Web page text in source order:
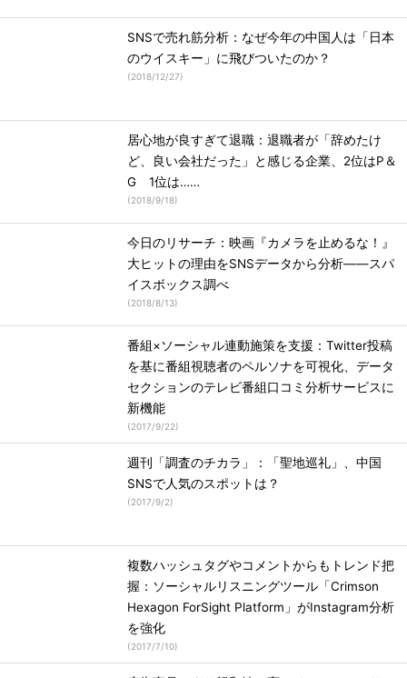
SNSで売れ筋分析：なぜ今年の中国人は「日本
のウイスキー」に飛びついたのか？
(2018/12/27)
居心地が良すぎて退職：退職者が「辞めたけ
ど、良い会社だった」と感じる企業、2位はP＆
G 1位は……
(2018/9/18)
今日のリサーチ：映画『カメラを止めるな！』
大ヒットの理由をSNSデータから分析――スパ
イスボックス調べ
(2018/8/13)
番組×ソーシャル連動施策を支援：Twitter投稿
を基に番組視聴者のペルソナを可視化、データ
セクションのテレビ番組口コミ分析サービスに
新機能
(2017/9/22)
週刊「調査のチカラ」：「聖地巡礼」、中国
SNSで人気のスポットは？
(2017/9/2)
複数ハッシュタグやコメントからもトレンド把
握：ソーシャルリスニングツール「Crimson
Hexagon ForSight Platform」がInstagram分析
を強化
(2017/7/10)